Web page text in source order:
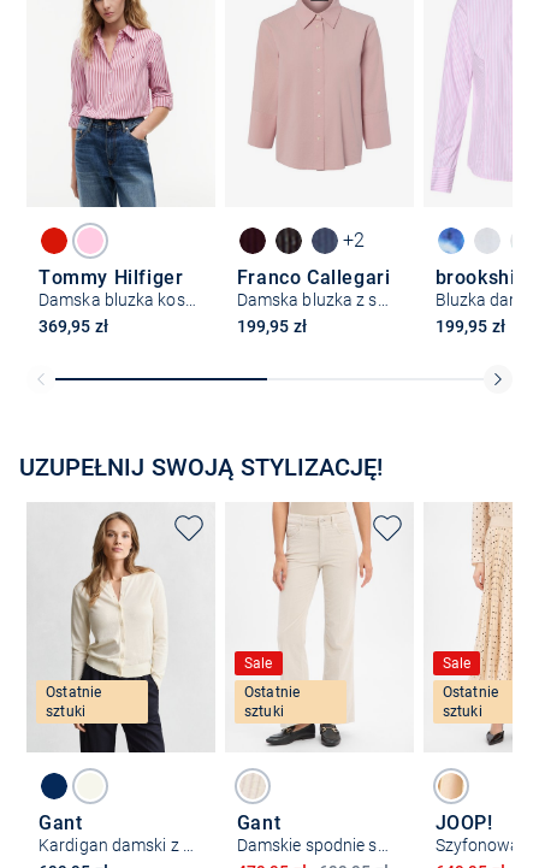
Tommy Hilfiger
Damska bluzka koszulowa
369,95 zł
+2
Franco Callegari
199,95 zł
brookshire
Bluzka
199,95 zł
UZUPEŁNIJ SWOJĄ STYLIZACJĘ!
Ostatnie
sztuki
Gant
Sale
Ostatnie
sztuki
Gant
Sale
Ostatnie
sztuki
JOOP!